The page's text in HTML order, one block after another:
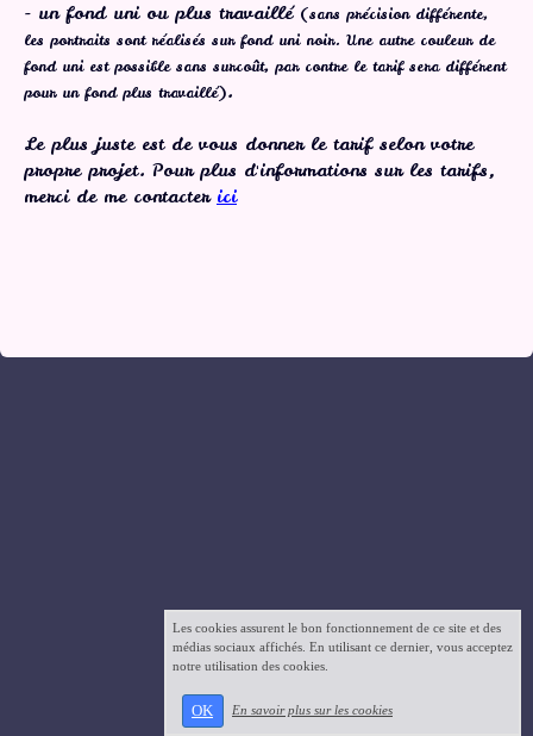
- un fond uni ou plus travaillé (sans précision différente,
les portraits sont réalisés sur fond uni noir. Une autre couleur de
fond uni est possible sans surcoût, par contre le tarif sera différent
pour un fond plus travaillé).
Le plus juste est de vous donner le tarif selon votre
propre projet. Pour plus d'informations sur les tarifs,
merci de me contacter ici
Les cookies assurent le bon fonctionnement de ce site et des
médias sociaux affichés. En utilisant ce dernier, vous acceptez
notre utilisation des cookies.
OK En savoir plus sur les cookies